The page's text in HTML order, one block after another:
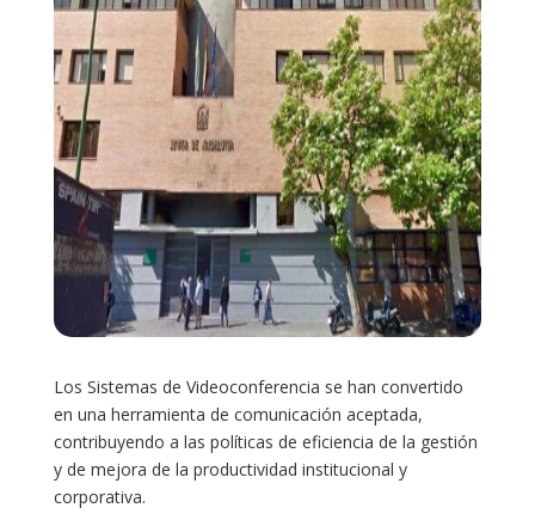
Los Sistemas de Videoconferencia se han convertido
en una herramienta de comunicación aceptada,
contribuyendo a las políticas de eficiencia de la gestión
y de mejora de la productividad institucional y
corporativa.